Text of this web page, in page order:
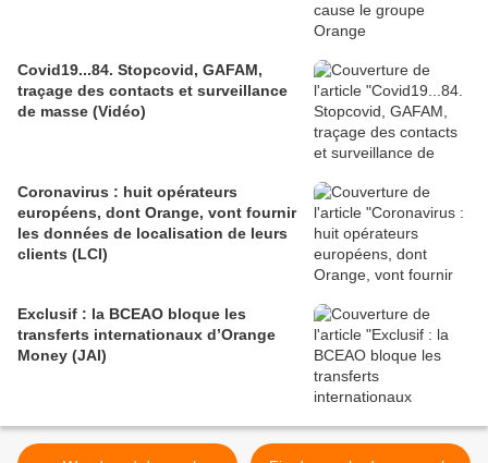
Covid19...84. Stopcovid, GAFAM,
traçage des contacts et surveillance
de masse (Vidéo)
Coronavirus : huit opérateurs
européens, dont Orange, vont fournir
les données de localisation de leurs
clients (LCI)
Exclusif : la BCEAO bloque les
transferts internationaux d’Orange
Money (JAI)